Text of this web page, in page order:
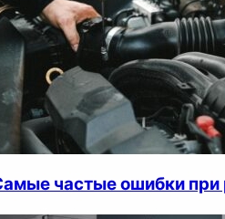
частые ошибки при